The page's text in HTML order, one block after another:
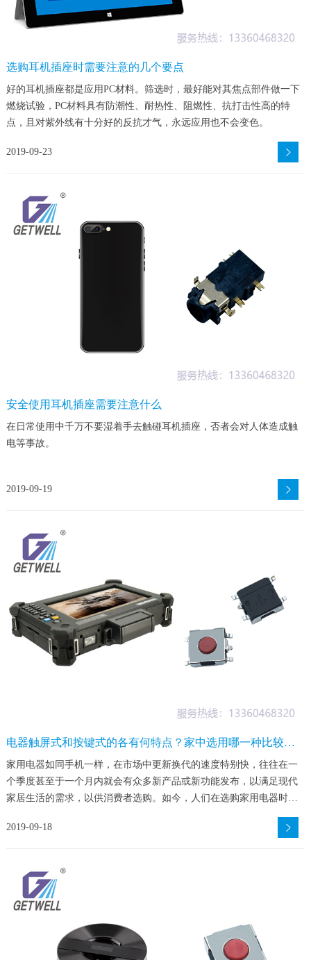
选购耳机插座时需要注意的几个要点
好的耳机插座都是应用PC材料。筛选时，最好能对其焦点部件做一下
燃烧试验，PC材料具有防潮性、耐热性、阻燃性、抗打击性高的特
点，且对紫外线有十分好的反抗才气，永远应用也不会变色。
2019-09-23
安全使用耳机插座需要注意什么
在日常使用中千万不要湿着手去触碰耳机插座，否者会对人体造成触
电等事故。
2019-09-19
电器触屏式和按键式的各有何特点？家中选用哪一种比较
好？
家用电器如同手机一样，在市场中更新换代的速度特别快，往往在一
个季度甚至于一个月内就会有众多新产品或新功能发布，以满足现代
家居生活的需求，以供消费者选购。如今，人们在选购家用电器时，
不仅会被价格、外型和功能方面左右，还会在电器的开关操作类型方
面做出考量，即选用触屏式的好还是按键式的好？
2019-09-18